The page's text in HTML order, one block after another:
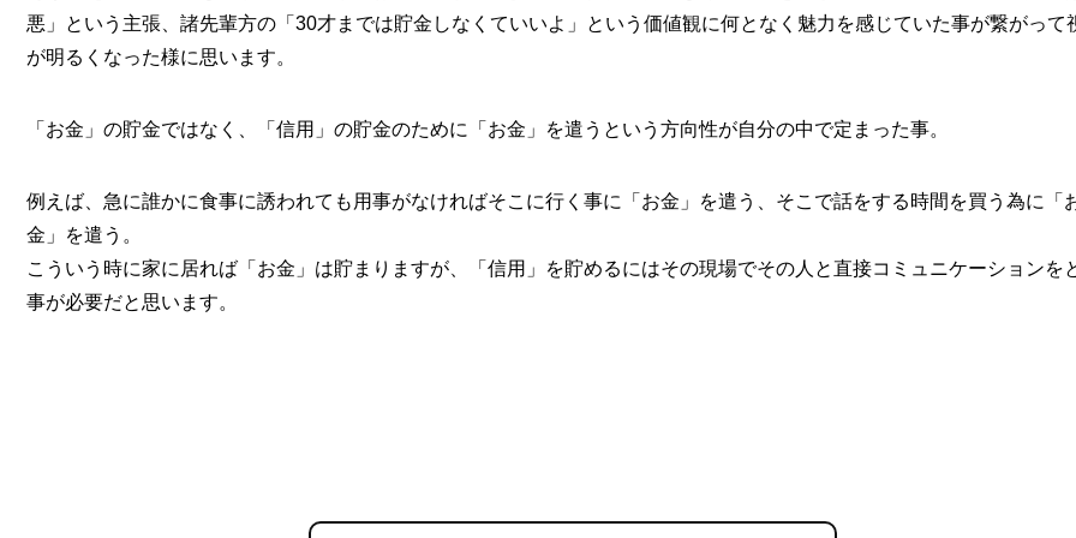
悪」という主張、諸先輩方の「30才までは貯金しなくていいよ」という価値観に何となく魅力を感じていた事が繋がって
が明るくなった様に思います。
「お金」の貯金ではなく、「信用」の貯金のために「お金」を遣うという方向性が自分の中で定まった事。
例えば、急に誰かに食事に誘われても用事がなければそこに行く事に「お金」を遣う、そこで話をする時間を買う為に「
金」を遣う。
こういう時に家に居れば「お金」は貯まりますが、「信用」を貯めるにはその現場でその人と直接コミュニケーションを
事が必要だと思います。